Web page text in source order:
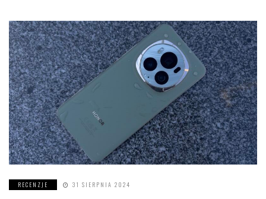
RECENZJE 31 SIERPNIA 2024